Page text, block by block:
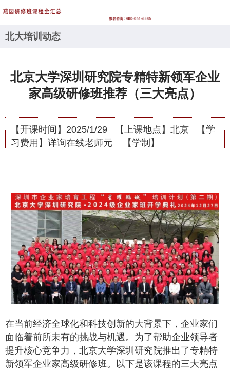
北大培训动态
北京大学深圳研究院专精特新领军企业
家高级研修班推荐（三大亮点）
【开课时间】 2025/1/29 【上课地点】 北京
【学
习费用】 详询在线老师元 【学制】
在当前经济全球化和科技创新的大背景下，企业家们
面临着前所未有的挑战与机遇。为了帮助企业领导者
提升核心竞争力，北京大学深圳研究院推出了专精特
新领军企业家高级研修班。以下是该课程的三大亮点